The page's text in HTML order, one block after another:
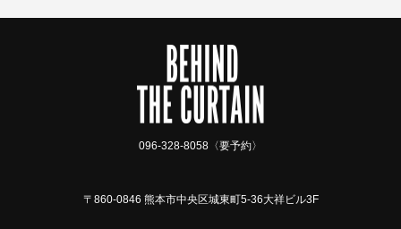
096-328-8058〈要予約〉
〒860-0846 熊本市中央区城東町5-36大祥ビル3F